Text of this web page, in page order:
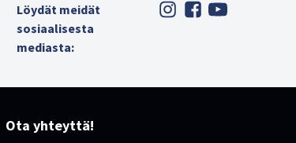
Löydät meidät
sosiaalisesta
mediasta:
Ota yhteyttä!